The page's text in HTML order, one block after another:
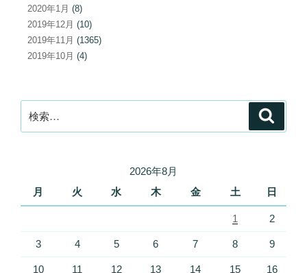
2020年1月 (8)
2019年12月 (10)
2019年11月 (1365)
2019年10月 (4)
索:
2026年8月
月
火 水 木 金 土 日
1 2
3 4 5 6 7 8 9
10 11 12 13 14 15 16